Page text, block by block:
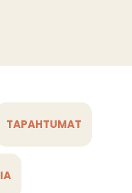
TAPAHTUMAT